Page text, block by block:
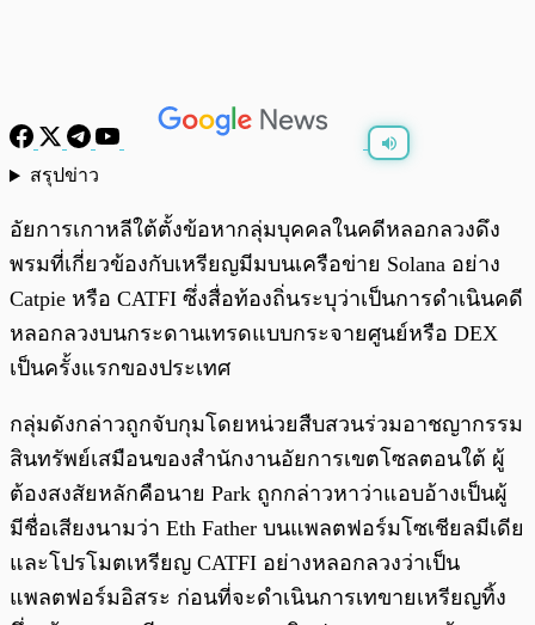
สรุปข่าว
อัยการเกาหลีใต้ตั้งข้อหากลุ่มบุคคลในคดีหลอกลวงดึง
พรมที่เกี่ยวข้องกับเหรียญมีมบนเครือข่าย Solana อย่าง
Catpie หรือ CATFI ซึ่งสื่อท้องถิ่นระบุว่าเป็นการดำเนินคดี
หลอกลวงบนกระดานเทรดแบบกระจายศูนย์หรือ DEX
เป็นครั้งแรกของประเทศ
กลุ่มดังกล่าวถูกจับกุมโดยหน่วยสืบสวนร่วมอาชญากรรม
สินทรัพย์เสมือนของสำนักงานอัยการเขตโซลตอนใต้ ผู้
ต้องสงสัยหลักคือนาย Park ถูกกล่าวหาว่าแอบอ้างเป็นผู้
มีชื่อเสียงนามว่า Eth Father บนแพลตฟอร์มโซเชียลมีเดีย
และโปรโมตเหรียญ CATFI อย่างหลอกลวงว่าเป็น
แพลตฟอร์มอิสระ ก่อนที่จะดำเนินการเทขายเหรียญทิ้ง